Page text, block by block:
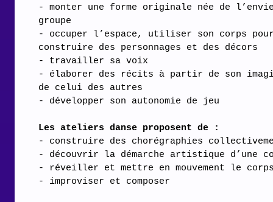
- monter une forme originale née de
groupe
- occuper l’espace, utiliser son corps
construire des personnages et des décors
- travailler sa voix
- élaborer des récits à partir de son
de celui des autres
- développer son autonomie de jeu
Les ateliers danse proposent de :
- construire des chorégraphies
- découvrir la démarche artistique d’une
- réveiller et mettre en mouvement le
- improviser et composer